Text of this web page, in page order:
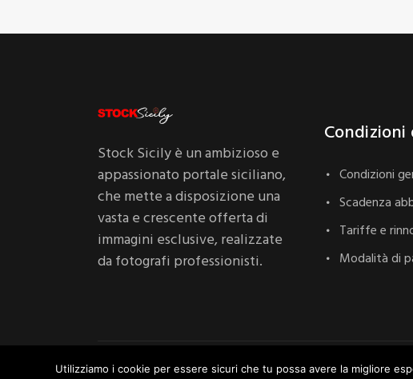
Stock Sicily è un ambizioso e
appassionato portale siciliano,
che mette a disposizione una
vasta e crescente offerta di
immagini esclusive, realizzate
da fotografi professionisti.
Condizioni
Scadenza
Tariffe e
Modalità di
StockSicily©2020 P. IVA 05700190829 | All Rights
Utilizziamo i cookie per essere sicuri che tu possa avere la migliore